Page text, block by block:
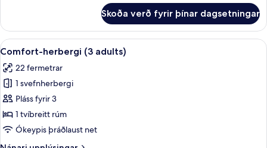
herbergi
(2
adults
child)
Skoða verð fyrir þínar dagsetningar
Skoða
allar
myndir
fyrir
Comfort-
herbergi
(3
Míníbar, öryggishólf í herbergi,
6
Comfort-herbergi (3 adults)
22 fermetrar
1 svefnherbergi
Pláss fyrir 3
1 tvíbreitt rúm
Ókeypis þráðlaust net